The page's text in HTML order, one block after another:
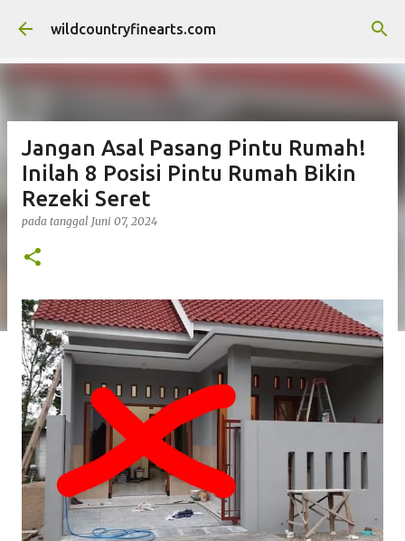
Langsung ke konten utama
wildcountryfinearts.com
Jangan Asal Pasang Pintu Rumah!
Inilah 8 Posisi Pintu Rumah Bikin
Rezeki Seret
pada tanggal Juni 07, 2024